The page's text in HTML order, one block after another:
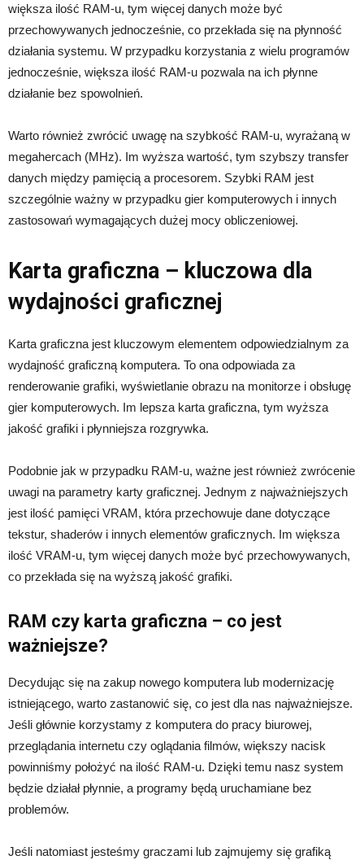
większa ilość RAM-u, tym więcej danych może być
przechowywanych jednocześnie, co przekłada się na płynność
działania systemu. W przypadku korzystania z wielu programów
jednocześnie, większa ilość RAM-u pozwala na ich płynne
działanie bez spowolnień.
Warto również zwrócić uwagę na szybkość RAM-u, wyrażaną w
megahercach (MHz). Im wyższa wartość, tym szybszy transfer
danych między pamięcią a procesorem. Szybki RAM jest
szczególnie ważny w przypadku gier komputerowych i innych
zastosowań wymagających dużej mocy obliczeniowej.
Karta graficzna – kluczowa dla
wydajności graficznej
Karta graficzna jest kluczowym elementem odpowiedzialnym za
wydajność graficzną komputera. To ona odpowiada za
renderowanie grafiki, wyświetlanie obrazu na monitorze i obsługę
gier komputerowych. Im lepsza karta graficzna, tym wyższa
jakość grafiki i płynniejsza rozgrywka.
Podobnie jak w przypadku RAM-u, ważne jest również zwrócenie
uwagi na parametry karty graficznej. Jednym z najważniejszych
jest ilość pamięci VRAM, która przechowuje dane dotyczące
tekstur, shaderów i innych elementów graficznych. Im większa
ilość VRAM-u, tym więcej danych może być przechowywanych,
co przekłada się na wyższą jakość grafiki.
RAM czy karta graficzna – co jest
ważniejsze?
Decydując się na zakup nowego komputera lub modernizację
istniejącego, warto zastanowić się, co jest dla nas najważniejsze.
Jeśli głównie korzystamy z komputera do pracy biurowej,
przeglądania internetu czy oglądania filmów, większy nacisk
powinniśmy położyć na ilość RAM-u. Dzięki temu nasz system
będzie działał płynnie, a programy będą uruchamiane bez
problemów.
Jeśli natomiast jesteśmy graczami lub zajmujemy się grafiką